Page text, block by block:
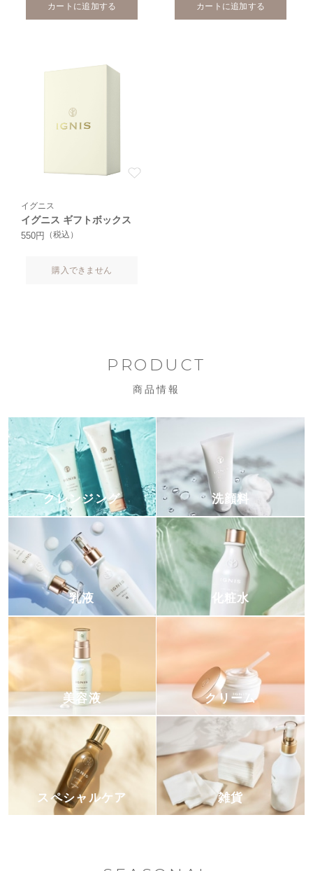
カートに追加する カートに追加する
イグニス
イグニス ギフトボックス
550円 （税込）
購入できません
PRODUCT
商品情報
クレンジング 洗顔料
乳液 化粧水
美容液 クリーム
スペシャルケア 雑貨